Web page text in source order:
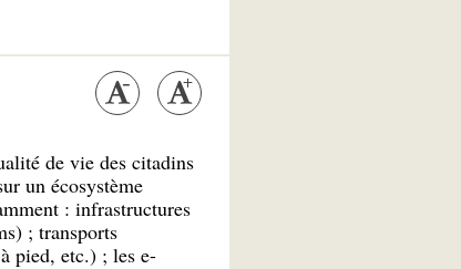
de vie des citadins
un écosystème
: infrastructures
; transports
pied, etc.) ; les e-